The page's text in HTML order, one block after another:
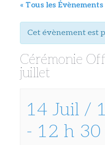
« Tous les Évènements
Cet évènement est
Cérémonie
juillet
14 Juil /
- 12 h